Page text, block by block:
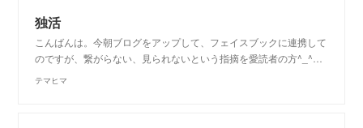
独活
こんばんは。今朝ブログをアップして、フェイスブックに連携して
のですが、繋がらない、見られないという指摘を愛読者の方^_^…
テマヒマ